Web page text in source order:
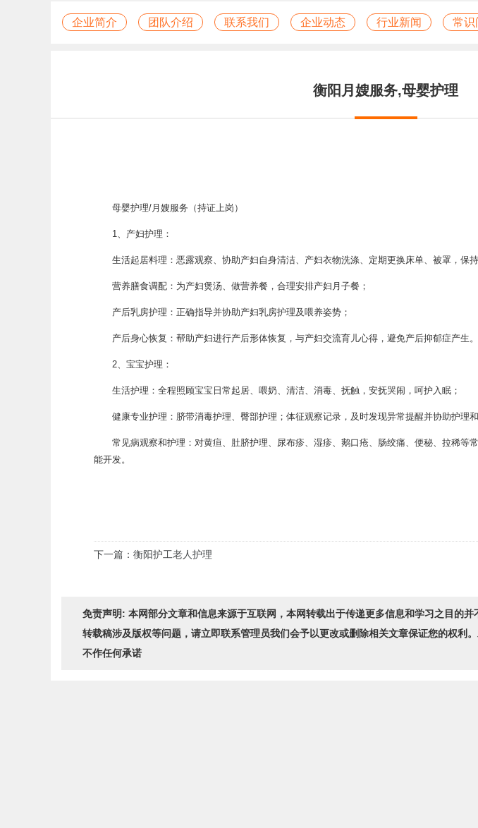
企业简介 团队介绍 联系我们 企业动态 行业新闻 常识
衡阳月嫂服务,母婴护理
母婴护理/月嫂服务（持证上岗）
1、产妇护理：
生活起居料理：恶露观察、协助产妇自身清洁、产妇衣物洗涤、定期更换床单、被罩，保持
营养膳食调配：为产妇煲汤、做营养餐，合理安排产妇月子餐；
产后乳房护理：正确指导并协助产妇乳房护理及喂养姿势；
产后身心恢复：帮助产妇进行产后形体恢复，与产妇交流育儿心得，避免产后抑郁症产生。
2、宝宝护理：
生活护理：全程照顾宝宝日常起居、喂奶、清洁、消毒、抚触，安抚哭闹，呵护入眠；
健康专业护理：脐带消毒护理、臀部护理；体征观察记录，及时发现异常提醒并协助护理和
常见病观察和护理：对黄疸、肚脐护理、尿布疹、湿疹、鹅口疮、肠绞痛、便秘、拉稀等
能开发。
下一篇：衡阳护工老人护理
免责声明: 本网部分文章和信息来源于互联网，本网转载出于传递更多信息和学习之目的
转载稿涉及版权等问题，请立即联系管理员我们会予以更改或删除相关文章保证您的权利
不作任何承诺